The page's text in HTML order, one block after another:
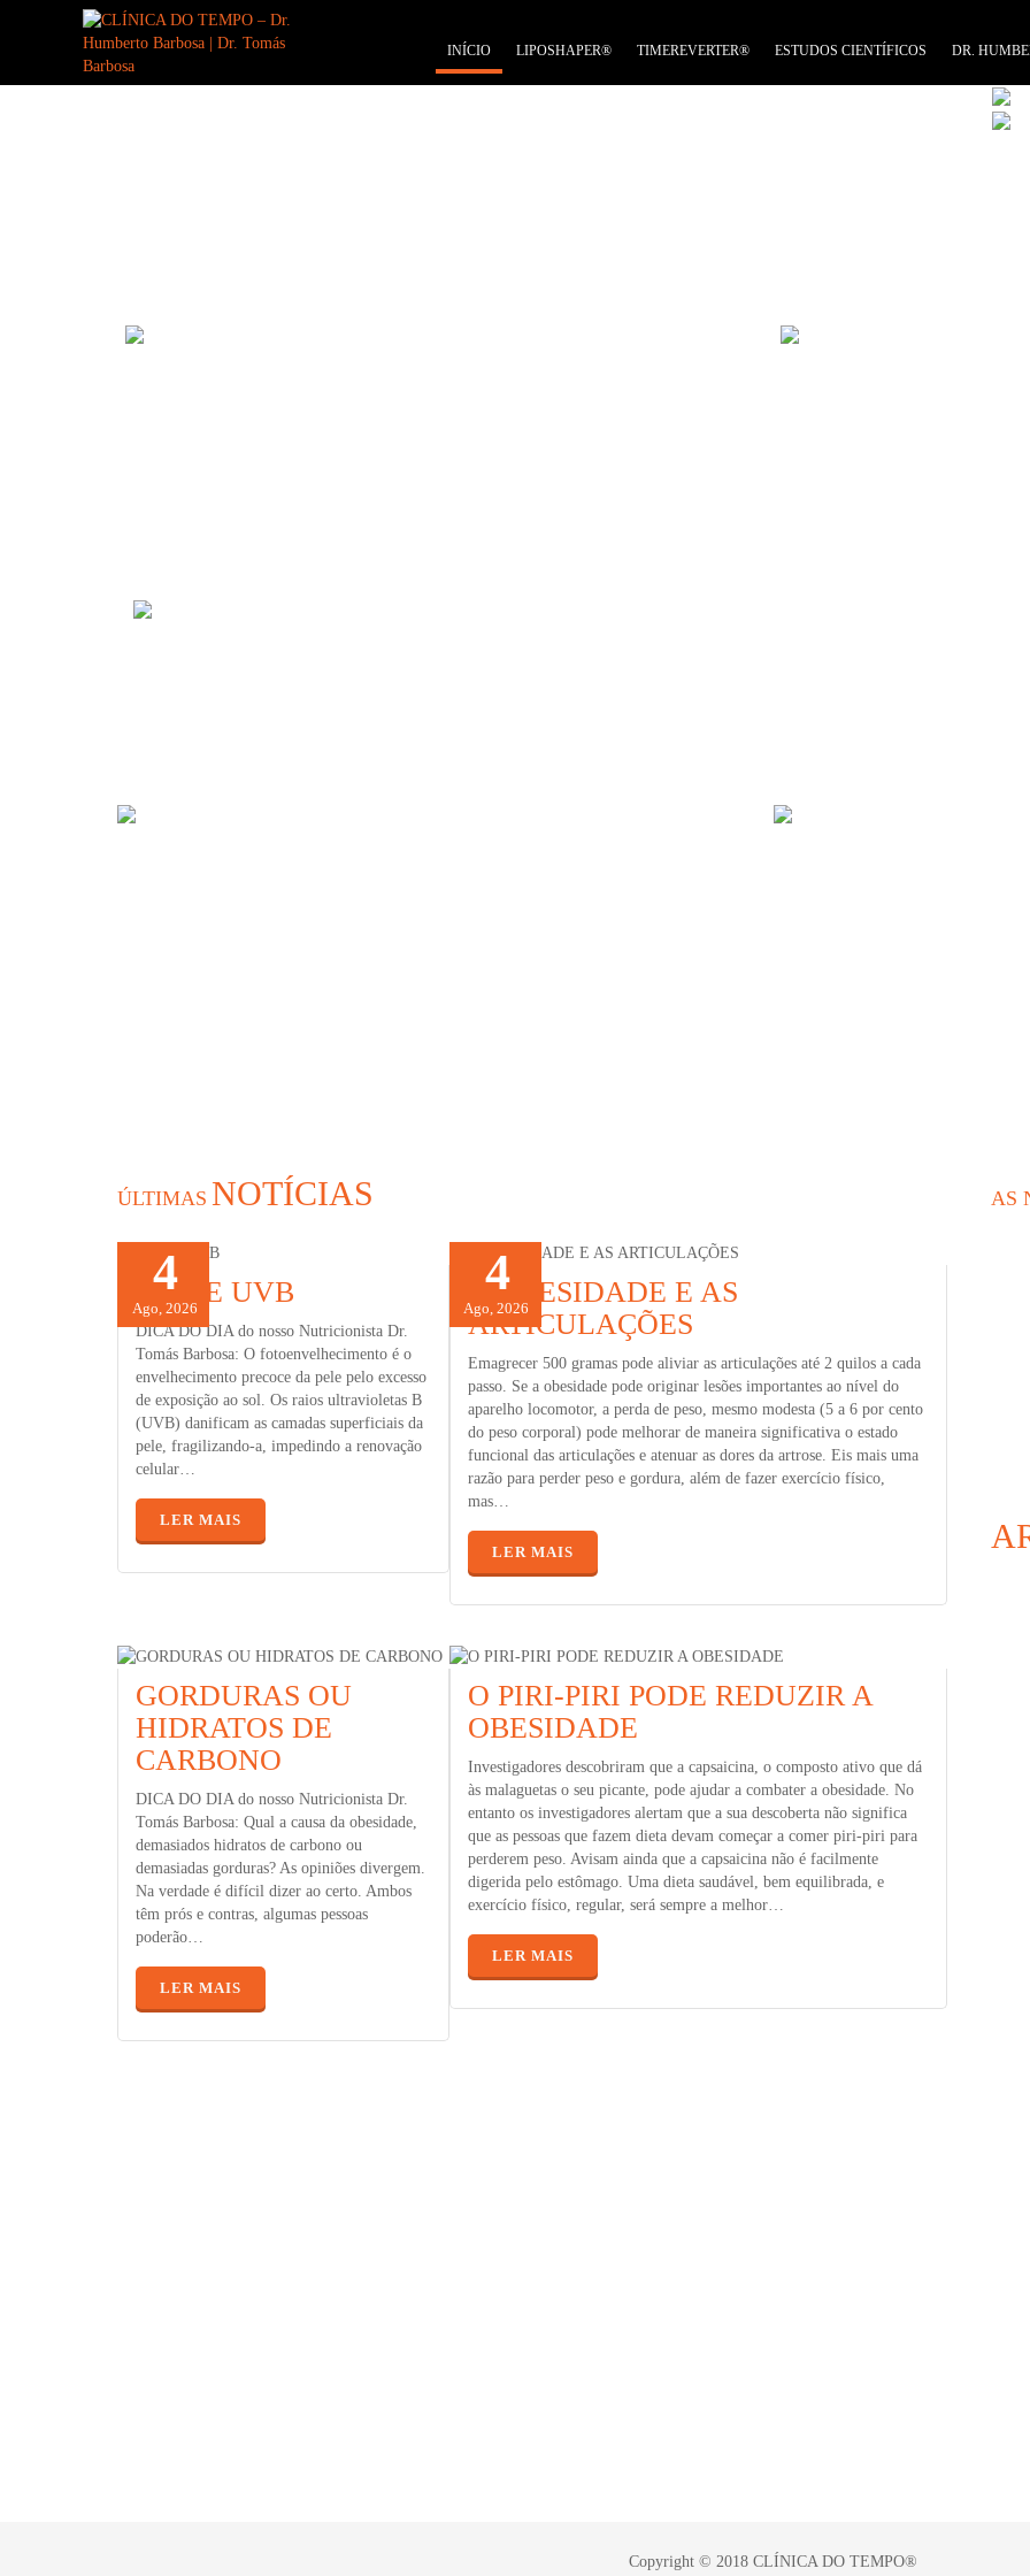
INÍCIO LIPOSHAPER® TIMEREVERTER® ESTUDOS CIENTÍFICOS DR.
ÚLTIMAS NOTÍCIAS
5
Ago, 2026
UVA E UVB
DICA DO DIA do nosso Nutricionista Dr.
Tomás Barbosa: O fotoenvelhecimento é o
envelhecimento precoce da pele pelo excesso
de exposição ao sol. Os raios ultravioletas B
(UVB) danificam as camadas superficiais da
pele, fragilizando-a, impedindo a renovação
celular…
LER MAIS
5
Ago, 2026
A OBESIDADE E AS
ARTICULAÇÕES
Emagrecer 500 gramas pode aliviar as articulações até 2 quilos a cada
passo. Se a obesidade pode originar lesões importantes ao nível do
aparelho locomotor, a perda de peso, mesmo modesta (5 a 6 por cento
do peso corporal) pode melhorar de maneira significativa o estado
funcional das articulações e atenuar as dores da artrose. Eis mais uma
razão para perder peso e gordura, além de fazer exercício físico,
mas…
LER MAIS
4
Ago, 2026
GORDURAS OU
HIDRATOS DE
CARBONO
DICA DO DIA do nosso Nutricionista Dr.
Tomás Barbosa: Qual a causa da obesidade,
demasiados hidratos de carbono ou
demasiadas gorduras? As opiniões divergem.
Na verdade é difícil dizer ao certo. Ambos
têm prós e contras, algumas pessoas
poderão…
LER MAIS
4
Ago, 2026
O PIRI-PIRI PODE REDUZIR A
OBESIDADE
Investigadores descobriram que a capsaicina, o composto ativo que dá
às malaguetas o seu picante, pode ajudar a combater a obesidade. No
entanto os investigadores alertam que a sua descoberta não significa
que as pessoas que fazem dieta devam começar a comer piri-piri para
perderem peso. Avisam ainda que a capsaicina não é facilmente
digerida pelo estômago. Uma dieta saudável, bem equilibrada, e
exercício físico, regular, será sempre a melhor…
LER MAIS
AS
Copyright © 2018 CLÍNICA DO TEMPO®